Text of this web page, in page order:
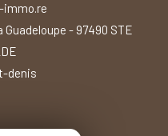
immo.re
Guadeloupe - 97490 STE
denis
sur